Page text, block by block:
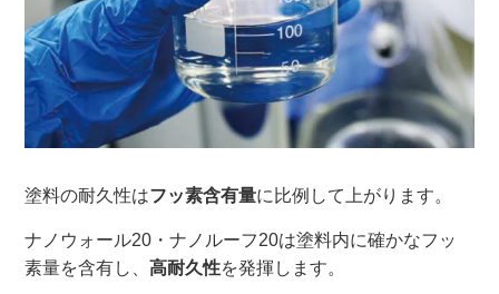
塗料の耐久性はフッ素含有量に比例して上がります。
ナノウォール20・ナノルーフ20は塗料内に確かなフッ
素量を含有し、高耐久性を発揮します。